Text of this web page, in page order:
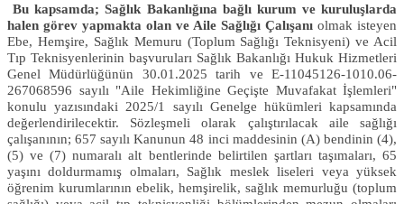
Bu kapsamda; Sağlık Bakanlığına bağlı kurum ve kuruluşlarda
halen görev yapmakta olan ve Aile Sağlığı Çalışanı olmak isteyen
Ebe, Hemşire, Sağlık Memuru (Toplum Sağlığı Teknisyeni) ve Acil
Tıp Teknisyenlerinin başvuruları Sağlık Bakanlığı Hukuk Hizmetleri
Genel Müdürlüğünün 30.01.2025 tarih ve E-11045126-1010.06-
267068596 sayılı "Aile Hekimliğine Geçişte Muvafakat İşlemleri"
konulu yazısındaki 2025/1 sayılı Genelge hükümleri kapsamında
değerlendirilecektir. Sözleşmeli olarak çalıştırılacak aile sağlığı
çalışanının; 657 sayılı Kanunun 48 inci maddesinin (A) bendinin (4),
(5) ve (7) numaralı alt bentlerinde belirtilen şartları taşımaları, 65
yaşını doldurmamış olmaları, Sağlık meslek liseleri veya yüksek
öğrenim kurumlarının ebelik, hemşirelik, sağlık memurluğu (toplum